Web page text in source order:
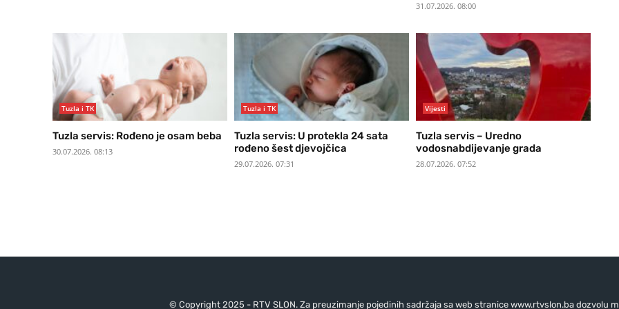
31.07.2026. 08:00
Tuzla i TK
Tuzla servis: Rođeno je osam beba
30.07.2026. 08:13
Tuzla i TK
Tuzla servis: U protekla 24 sata
rođeno šest djevojčica
29.07.2026. 07:31
Vijesti
Tuzla servis – Uredno
vodosnabdijevanje grada
28.07.2026. 07:52
© Copyright 2025 - RTV SLON. Za preuzimanje pojedinih sadržaja sa web stranice www.rtvslon.ba dozvolu